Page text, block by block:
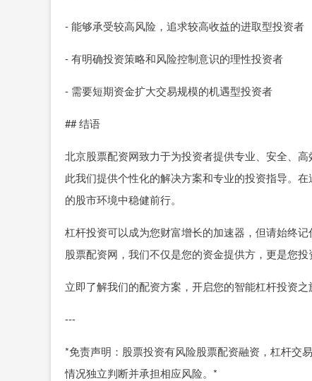
- 能够承受较高风险，追求较高收益的进取型投资者
- 有明确投资策略和风险控制意识的理性投资者
- 需要短期资金扩大交易规模的机遇型投资者
## 结语
北京股票配资网致力于为投资者提供专业、安全、
此我们提供个性化的解决方案和专业的投资指导。
的股市环境中稳健前行。
杠杆投资可以成为您财富增长的加速器，但请始终
股票配资网，我们不仅是您的资金提供方，更是您投
立即了解我们的配资方案，开启您的智能杠杆投资之
---
*免责声明：股票投资有风险股票配资融资，杠杆交
情况独立判断并承担相应风险。*